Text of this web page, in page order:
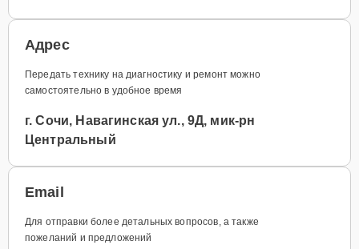
Адрес
Передать технику на диагностику и ремонт можно
самостоятельно в удобное время
г. Сочи, Навагинская ул., 9Д, мик-рн
Центральный
Email
Для отправки более детальных вопросов, а также
пожеланий и предложений